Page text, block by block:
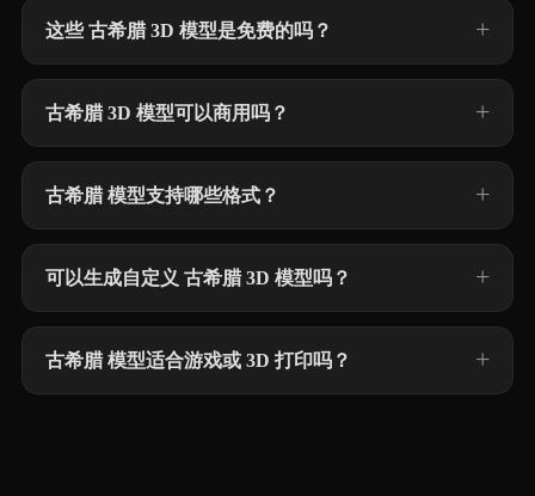
这些 古希腊 3D 模型是免费的吗？
古希腊 3D 模型可以商用吗？
古希腊 模型支持哪些格式？
可以生成自定义 古希腊 3D 模型吗？
古希腊 模型适合游戏或 3D 打印吗？